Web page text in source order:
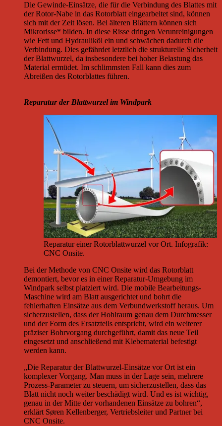
Die Gewinde-Einsätze, die für die Verbindung des Blattes mit
der Rotor-Nabe in das Rotorblatt eingearbeitet sind, können
sich mit der Zeit lösen. Bei älteren Blättern können sich
Mikrorisse* bilden. In diese Risse dringen Verunreinigungen
wie Fett und Hydrauliköl ein und schwächen dadurch die
Verbindung. Dies gefährdet letztlich die strukturelle Sicherheit
der Blattwurzel, da insbesondere bei hoher Belastung das
Material ermüdet. Im schlimmsten Fall kann dies zum
Abreißen des Rotorblattes führen.
Reparatur der Blattwurzel im Windpark
Reparatur einer Rotorblattwurzel vor Ort. Infografik:
CNC Onsite.
Bei der Methode von CNC Onsite wird das Rotorblatt
demontiert, bevor es in einer Reparatur-Umgebung im
Windpark selbst platziert wird. Die mobile Bearbeitungs-
Maschine wird am Blatt ausgerichtet und bohrt die
fehlerhaften Einsätze aus dem Verbundwerkstoff heraus. Um
sicherzustellen, dass der Hohlraum genau dem Durchmesser
und der Form des Ersatzteils entspricht, wird ein weiterer
präziser Bohrvorgang durchgeführt, damit das neue Teil
eingesetzt und anschließend mit Klebematerial befestigt
werden kann.
„Die Reparatur der Blattwurzel-Einsätze vor Ort ist ein
komplexer Vorgang. Man muss in der Lage sein, mehrere
Prozess-Parameter zu steuern, um sicherzustellen, dass das
Blatt nicht noch weiter beschädigt wird. Und es ist wichtig,
genau in der Mitte der vorhandenen Einsätze zu bohren“,
erklärt Søren Kellenberger, Vertriebsleiter und Partner bei
CNC Onsite.